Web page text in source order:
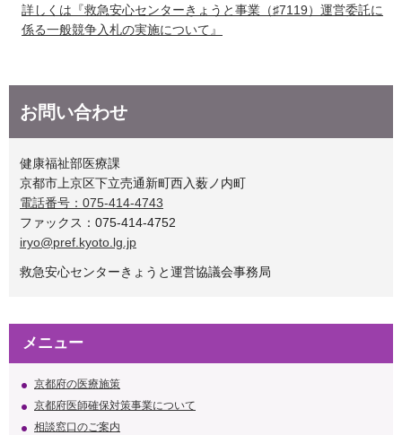
詳しくは『救急安心センターきょうと事業（♯7119）運営委託に
係る一般競争入札の実施について』
お問い合わせ
健康福祉部医療課
京都市上京区下立売通新町西入薮ノ内町
電話番号：075-414-4743
ファックス：075-414-4752
iryo@pref.kyoto.lg.jp
救急安心センターきょうと運営協議会事務局
メニュー
京都府の医療施策
京都府医師確保対策事業について
相談窓口のご案内